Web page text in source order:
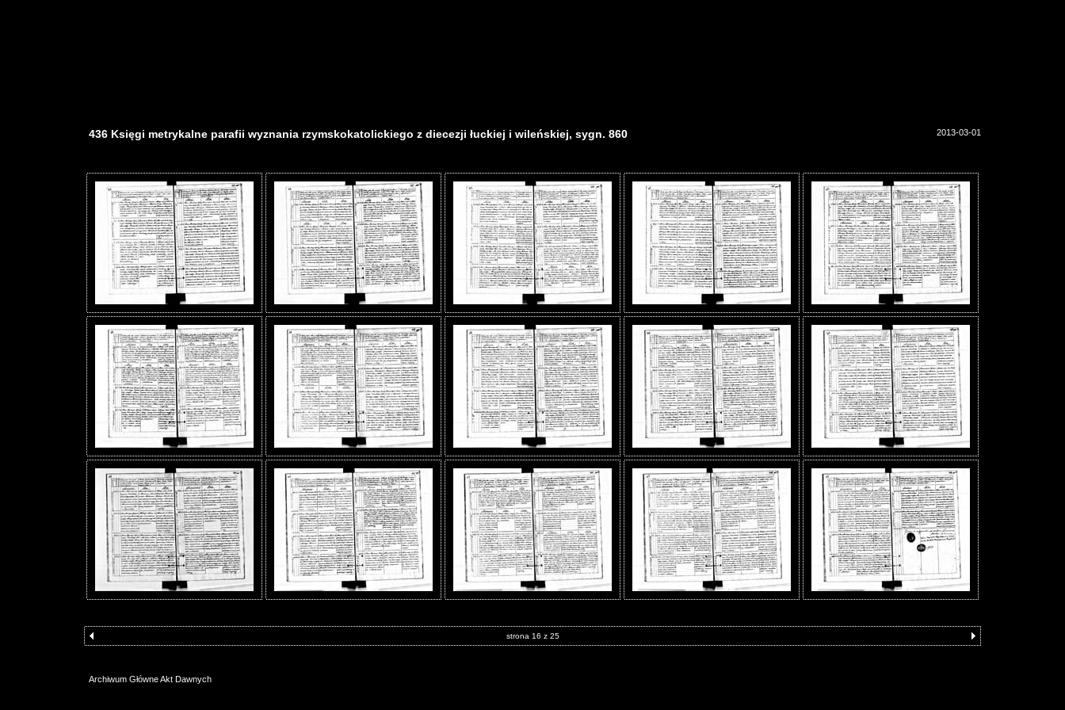
436 Księgi metrykalne parafii wyznania rzymskokatolickiego z diecezji łuckiej i wileńskiej, sygn. 860 2013-03-01
strona 16 z 25
Archiwum Główne Akt Dawnych